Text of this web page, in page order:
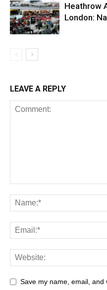
Heathrow
London:
LEAVE A REPLY
Save my name, email,